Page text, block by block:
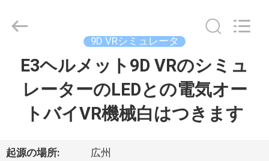
2016
9D VRシミュレータ
E3ヘルメット9D VRのシミュ
レーターのLEDとの電気オー
トバイVR機械白はつきます
起源の場所: 広州